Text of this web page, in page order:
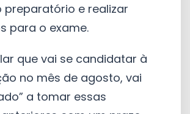
preparatório e realizar
para o exame.
que vai se candidatar à
no mês de agosto, vai
a tomar essas